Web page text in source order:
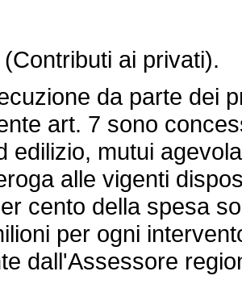
(Contributi ai privati).
da parte dei
art. 7 sono
edilizio, mutui
alle vigenti
cento della spesa
per ogni
dall'Assessore